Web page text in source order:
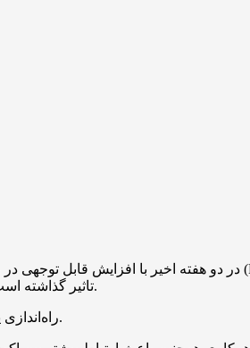
استراتژیک رخ داد. تاکنون تعداد دانلودهای بازی از ۵۰۰ هزار عبور کرده و این موضوع به‌صورت مستقیم بر قیمت PENGU تاثیر گذاشته است.
راه‌اندازی پاجی پارتی پس از کاهش قیمت پنگو در ماه آگوست، موجب بهبود چشمگیر احساسات بازار شد و کاربران جدید را جذب کرد.